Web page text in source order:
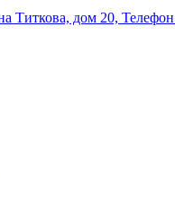
Титкова, дом 20,